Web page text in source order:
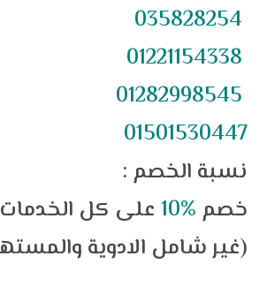
035828254
01221154338
01282998545
01501530447
نسبة الخصم :
خصم %10
على كل الخدمات
(غير شامل الادوية والمستهلكات)